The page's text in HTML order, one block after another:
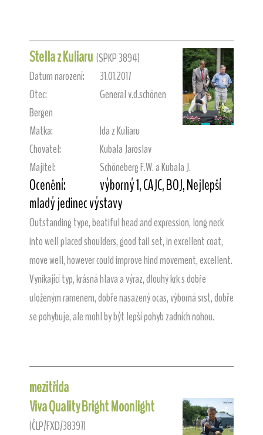
Stella z Kuliaru (SPKP 3894)
Datum narození:
31.01.2017
Otec:
General v.d.schönen
Bergen
Matka:
Ida z Kuliaru
Chovatel:
Kubala Jaroslav
Majitel:
Schöneberg F.W. a Kubala J.
Ocenění:
výborný 1, CAJC, BOJ, Nejlepší
mladý jedinec výstavy
Outstanding type, beatiful head and expression, long neck
into well placed shoulders, good tail set, in excellent coat,
move well, however could improve hind movement, excellent.
Vynikající typ, krásná hlava a výraz, dlouhý krk s dobře
uloženým ramenem, dobře nasazený ocas, výborná srst, dobře
se pohybuje, ale mohl by být lepší pohyb zadních nohou.
mezitřída
Viva Quality Bright Moonlight
(ČLP/FXD/38397)